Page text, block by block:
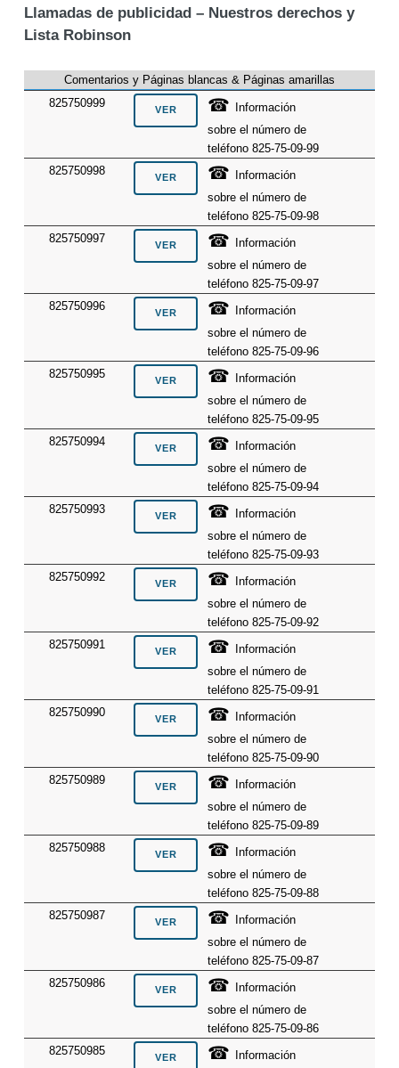
Llamadas de publicidad – Nuestros derechos y
Lista Robinson
Comentarios y Páginas blancas & Páginas amarillas
825750999
☎
Información
sobre el número de
teléfono 825-75-09-99
825750998
☎
Información
sobre el número de
teléfono 825-75-09-98
825750997
☎
Información
sobre el número de
teléfono 825-75-09-97
825750996
☎
Información
sobre el número de
teléfono 825-75-09-96
825750995
☎
Información
sobre el número de
teléfono 825-75-09-95
825750994
☎
Información
sobre el número de
teléfono 825-75-09-94
825750993
☎
Información
sobre el número de
teléfono 825-75-09-93
825750992
☎
Información
sobre el número de
teléfono 825-75-09-92
825750991
☎
Información
sobre el número de
teléfono 825-75-09-91
825750990
☎
Información
sobre el número de
teléfono 825-75-09-90
825750989
☎
Información
sobre el número de
teléfono 825-75-09-89
825750988
☎
Información
sobre el número de
teléfono 825-75-09-88
825750987
☎
Información
sobre el número de
teléfono 825-75-09-87
825750986
☎
Información
sobre el número de
teléfono 825-75-09-86
825750985
☎ Información